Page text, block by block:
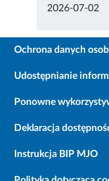
2026-07-02
Ochrona danych
Udostępnianie
Ponowne
Deklaracja
Instrukcja BIP MJO